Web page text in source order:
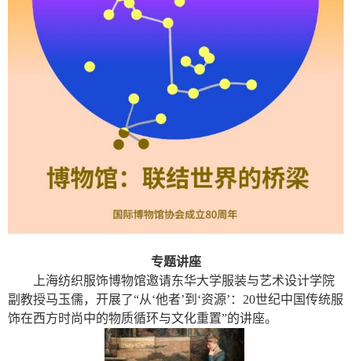
专题讲座
上海纺织服饰博物馆邀请东华大学服装与艺术设计学院
副教授马玉儒，开展了“从‘他者’到‘资源’： 20世纪中国传统服
饰在西方时尚中的物质循环与文化重置”的讲座。